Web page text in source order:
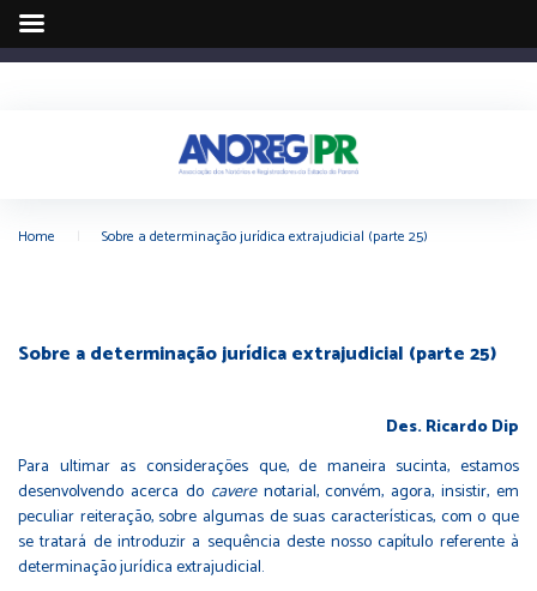
Home Sobre a determinação jurídica extrajudicial (parte 25)
Sobre a determinação jurídica extrajudicial (parte 25)
Des. Ricardo Dip
Para ultimar as considerações que, de maneira sucinta, estamos
desenvolvendo acerca do caverenotarial, convém, agora, insistir, em
peculiar reiteração, sobre algumas de suas características, com o que
se tratará de introduzir a sequência deste nosso capítulo referente à
determinação jurídica extrajudicial.